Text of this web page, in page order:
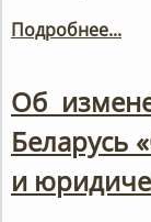
Подробнее...
Об
Беларусь
и